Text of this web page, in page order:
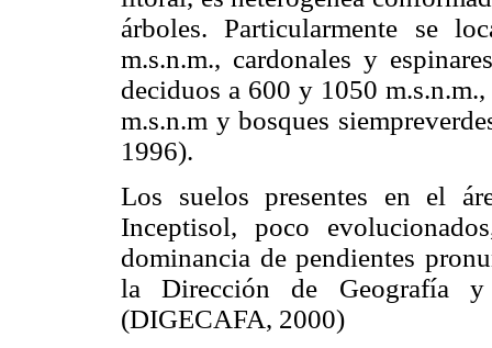
árboles. Particularmente se
m.s.n.m., cardonales y
deciduos a 600 y 1050
m.s.n.m y bosques
1996).
Los suelos presentes en el
Inceptisol, poco
dominancia de pendientes
la Dirección de Geografía y
(DIGECAFA, 2000)